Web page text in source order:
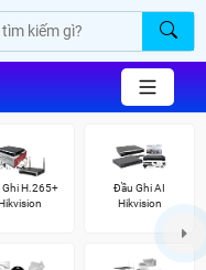
H.265+
Đầu Ghi AI
Hikvision